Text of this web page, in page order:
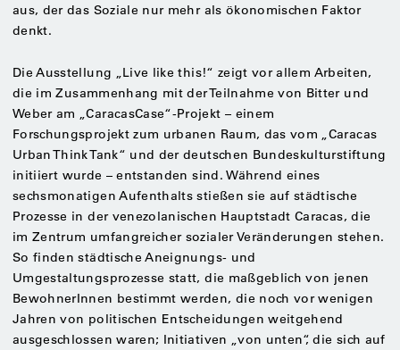
aus, der das Soziale nur mehr als ökonomischen Faktor
denkt.
Die Ausstellung „Live like this!“ zeigt vor allem Arbeiten,
die im Zusammenhang mit der Teilnahme von Bitter und
Weber am „CaracasCase“-Projekt – einem
Forschungsprojekt zum urbanen Raum, das vom „Caracas
Urban Think Tank“ und der deutschen Bundeskulturstiftung
initiiert wurde – entstanden sind. Während eines
sechsmonatigen Aufenthalts stießen sie auf städtische
Prozesse in der venezolanischen Hauptstadt Caracas, die
im Zentrum umfangreicher sozialer Veränderungen stehen.
So finden städtische Aneignungs- und
Umgestaltungsprozesse statt, die maßgeblich von jenen
BewohnerInnen bestimmt werden, die noch vor wenigen
Jahren von politischen Entscheidungen weitgehend
ausgeschlossen waren; Initiativen „von unten“, die sich auf